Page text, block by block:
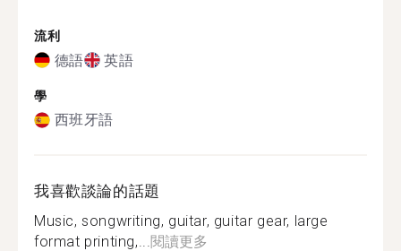
流利
德語 英語
學
西班牙語
我喜歡談論的話題
Music, songwriting, guitar, guitar gear, large
format printing,...閱讀更多